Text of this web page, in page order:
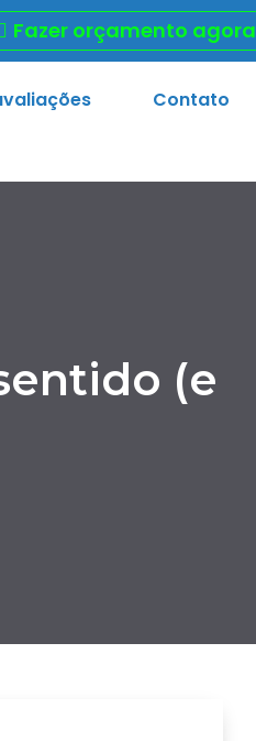
Fazer orçamento agora
Contato
(e